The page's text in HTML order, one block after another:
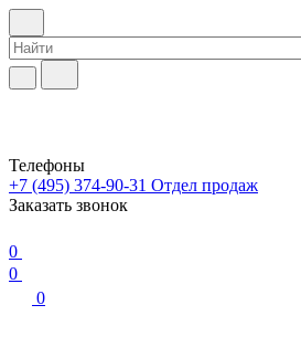
Телефоны
+7 (495) 374-90-31 Отдел продаж
Заказать звонок
0
0
0